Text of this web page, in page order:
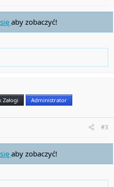
aby zobaczyć!
Załogi Administrator
#3
aby zobaczyć!